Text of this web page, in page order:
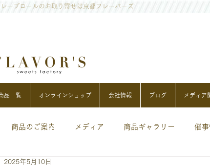
ープロールのお取り寄せは京都フレーバーズ
品一覧 オンラインショップ 会社情報 ブログ メディア
商品のご案内 メディア 商品ギャラリー 催
2025年5月10日